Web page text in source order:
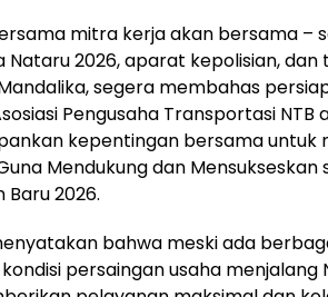
mitra kerja akan bersama –
2026, aparat kepolisian, dan
segera membahas
Pengusaha Transportasi NTB
kepentingan bersama untuk
Mendukung dan Mensukseskan
2026.
bahwa meski ada
persaingan usaha menjalang